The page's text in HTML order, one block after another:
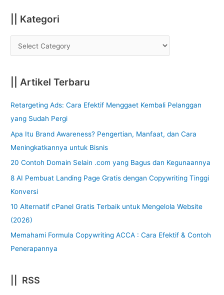
|| Kategori
|| Artikel Terbaru
Retargeting Ads: Cara Efektif Menggaet Kembali Pelanggan
yang Sudah Pergi
Apa Itu Brand Awareness? Pengertian, Manfaat, dan Cara
Meningkatkannya untuk Bisnis
20 Contoh Domain Selain .com yang Bagus dan Kegunaannya
8 AI Pembuat Landing Page Gratis dengan Copywriting Tinggi
Konversi
10 Alternatif cPanel Gratis Terbaik untuk Mengelola Website
(2026)
Memahami Formula Copywriting ACCA : Cara Efektif & Contoh
Penerapannya
|| RSS